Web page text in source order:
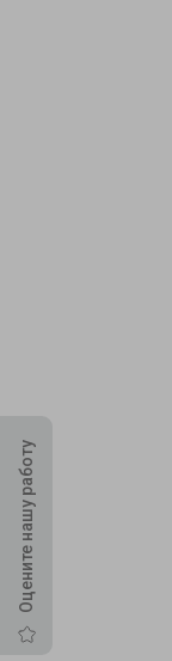
Оцените нашу работу